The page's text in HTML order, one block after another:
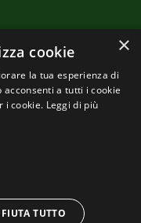
sul Prototipo per siti
×
cookie
la tua esperienza di
a tutti i cookie
i cookie. Leggi di più
TUTTO